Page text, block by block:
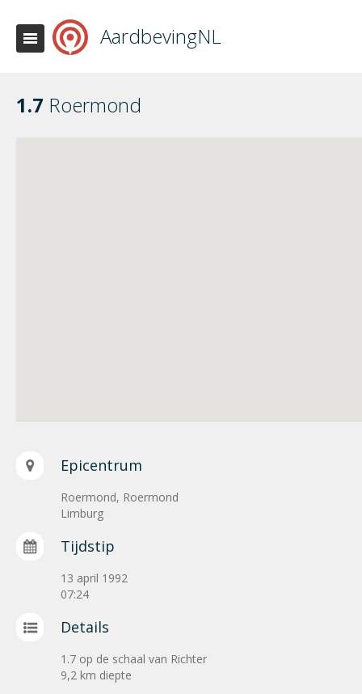
AardbevingNL
1.7 Roermond
Epicentrum
Roermond, Roermond
Limburg
Tijdstip
13 april 1992
07:24
Details
1.7 op de schaal van Richter
9,2 km diepte